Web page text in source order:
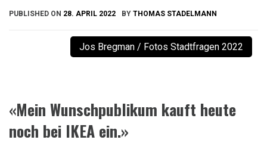
PUBLISHED ON 28. APRIL 2022 BY THOMAS STADELMANN
Jos Bregman / Fotos Stadtfragen 2022
«Mein Wunschpublikum kauft heute
noch bei IKEA ein.»